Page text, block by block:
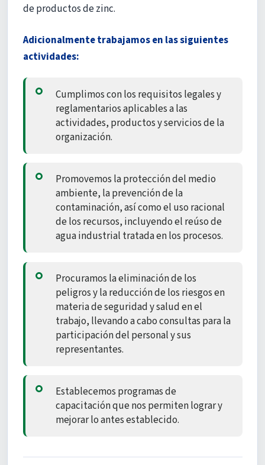
de productos de zinc.
Adicionalmente trabajamos en las siguientes
actividades:
Cumplimos con los requisitos legales y
reglamentarios aplicables a las
actividades, productos y servicios de la
organización.
Promovemos la protección del medio
ambiente, la prevención de la
contaminación, así como el uso racional
de los recursos, incluyendo el reúso de
agua industrial tratada en los procesos.
Procuramos la eliminación de los
peligros y la reducción de los riesgos en
materia de seguridad y salud en el
trabajo, llevando a cabo consultas para la
participación del personal y sus
representantes.
Establecemos programas de
capacitación que nos permiten lograr y
mejorar lo antes establecido.